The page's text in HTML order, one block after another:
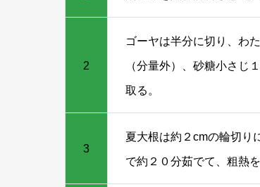
2
ゴーヤは半分に切り、わ
（分量外）、砂糖小さじ
取る。
3
夏大根は約２cmの輪切り
で約２０分茹でて、粗熱を